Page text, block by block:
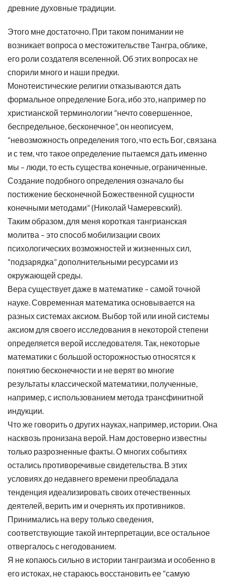
древние духовные традиции.
Этого мне достаточно. При таком понимании не
возникает вопроса о местожительстве Тангра, облике,
его роли создателя вселенной. Об этих вопросах не
спорили много и наши предки.
Монотеистические религии отказываются дать
формальное определение Бога, ибо это, например по
христианской терминологии “нечто совершенное,
беспредельное, бесконечное”, он неописуем,
“невозможность определения того, что есть Бог, связана
и с тем, что такое определение пытаемся дать именно
мы – люди, то есть существа конечные, ограниченные.
Создание подобного определения означало бы
постижение бесконечной Божественной сущности
конечными методами” (Николай Чамеревский).
Таким образом, для меня короткая тангрианская
молитва – это способ мобилизации своих
психологических возможностей и жизненных сил,
“подзарядка” дополнительными ресурсами из
окружающей среды.
Вера существует даже в математике – самой точной
науке. Современная математика основывается на
разных системах аксиом. Выбор той или иной системы
аксиом для своего исследования в некоторой степени
определяется верой исследователя. Так, некоторые
математики с большой осторожностью относятся к
понятию бесконечности и не верят во многие
результаты классической математики, полученные,
например, с использованием метода трансфинитной
индукции.
Что же говорить о других науках, например, истории. Она
насквозь пронизана верой. Нам достоверно известны
только разрозненные факты. О многих событиях
остались противоречивые свидетельства. В этих
условиях до недавнего времени преобладала
тенденция идеализировать своих отечественных
деятелей, верить им и очернять их противников.
Принимались на веру только сведения,
соответствующие такой интерпретации, все остальное
отвергалось с негодованием.
Я не копаюсь сильно в истории танграизма и особенно в
его истоках, не стараюсь восстановить ее “самую